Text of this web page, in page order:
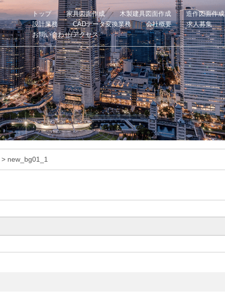
トップ 家具図面作成 木製建具図面作成 造作図面作成
設計業務
CADデータ変換業務 会社概要 求人募集
お問い合わせ/アクセス
Set up
> new_bg01_1